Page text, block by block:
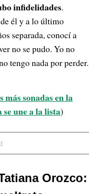
infidelidades.
él y a lo último
separada, conocí a
no se pudo. Yo no
tengo nada por perder.
sonadas en la
une a la lista)
Orozco: